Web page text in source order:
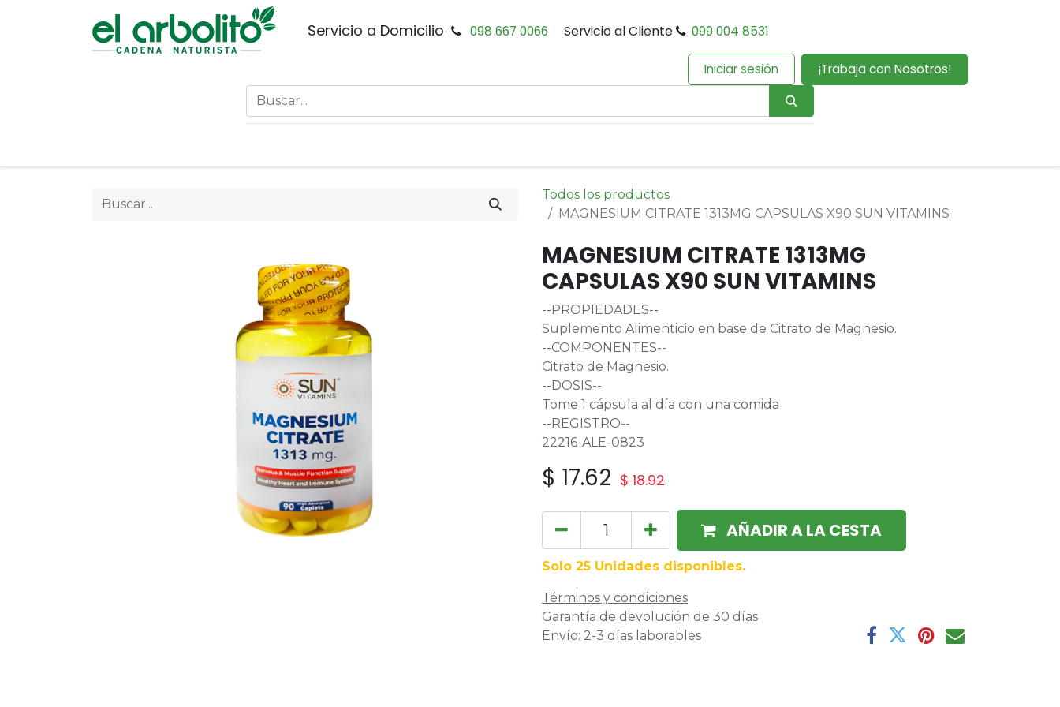
Servicio a Domicilio 098 667 0066 Servicio al Cliente 099 004 8531
Iniciar sesión ¡Trabaja con Nosotros!
Todos los productos
MAGNESIUM CITRATE 1313MG CAPSULAS X90 SUN VITAMINS
MAGNESIUM CITRATE 1313MG
CAPSULAS X90 SUN VITAMINS
--PROPIEDADES--
Suplemento Alimenticio en base de Citrato de Magnesio.
--COMPONENTES--
Citrato de Magnesio.
--DOSIS--
Tome 1 cápsula al día con una comida
--REGISTRO--
22216-ALE-0823
$ 17.62 $18.92
AÑADIR A LA CESTA
Solo 25 Unidades disponibles.
Términos y condiciones
Garantía de devolución de 30 días
Envío: 2-3 días laborables